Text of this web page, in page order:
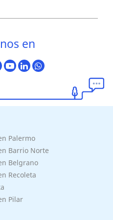
en
Palermo
Barrio Norte
Belgrano
Recoleta
Pilar